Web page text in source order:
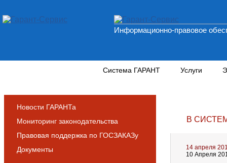
Информационно-правовое
Система ГАРАНТ Услуги
Новости ГАРАНТа
Мониторинг законодательства
Правовая поддержка по ГОСЗАКАЗу
Документы
В
14 апреля
10 Апреля